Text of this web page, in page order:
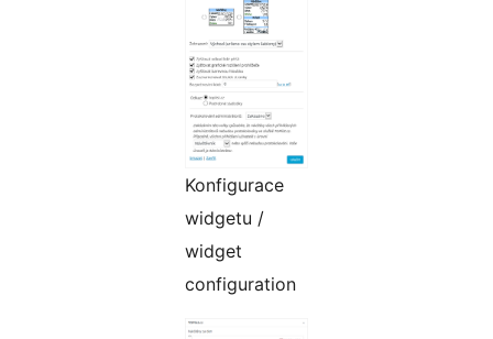
Konfigurace
widgetu /
widget
configuration